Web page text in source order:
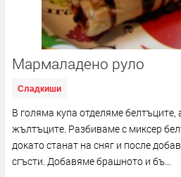
Мармаладено руло
Сладкиши
В голяма купа отделяме
жълтъците. Разбиваме с миксер
докато станат на сняг и после
сгъсти. Добавяме брашното и бъ...